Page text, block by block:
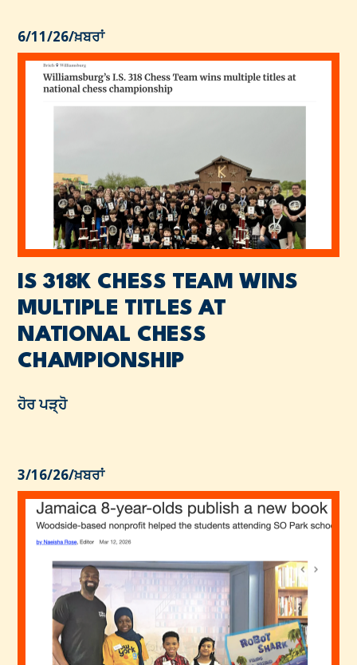
6/11/26/ਖ਼ਬਰਾਂ
IS 318K CHESS TEAM WINS
MULTIPLE TITLES AT
NATIONAL CHESS
CHAMPIONSHIP
ਹੋਰ ਪੜ੍ਹੋ
3/16/26/ਖ਼ਬਰਾਂ